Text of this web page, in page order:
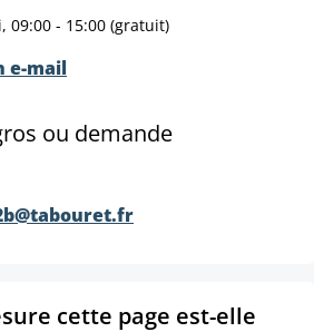
09:00 - 15:00 (gratuit)
e-mail
ou demande
cette page est-elle